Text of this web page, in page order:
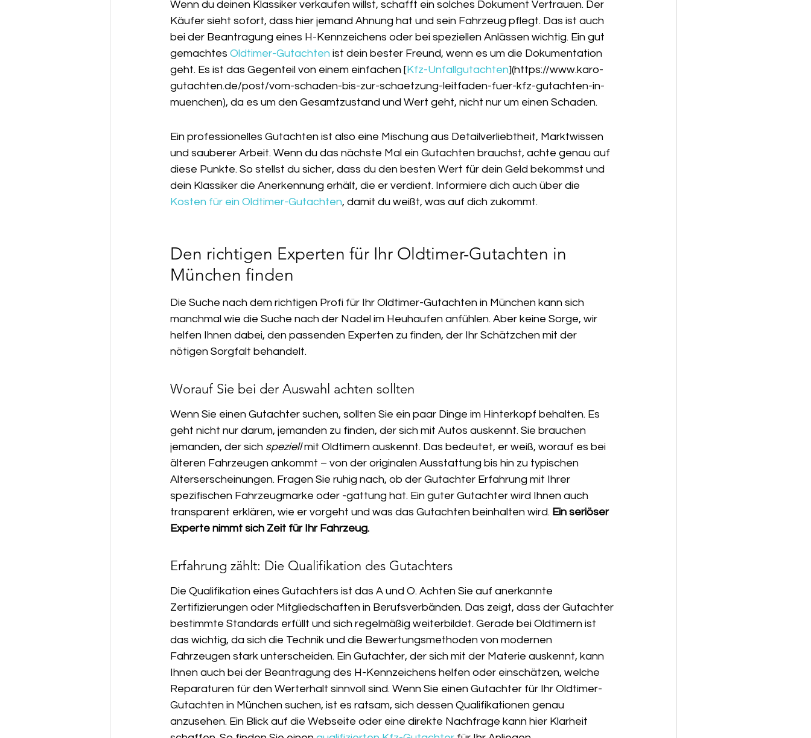
Wenn du deinen Klassiker verkaufen willst, schafft ein solches Dokument Vertrauen. Der
Käufer sieht sofort, dass hier jemand Ahnung hat und sein Fahrzeug pflegt. Das ist auch
bei der Beantragung eines H-Kennzeichens oder bei speziellen Anlässen wichtig. Ein gut
gemachtes Oldtimer-Gutachten ist dein bester Freund, wenn es um die Dokumentation
geht. Es ist das Gegenteil von einem einfachen [Kfz-Unfallgutachten](https://www.karo-
gutachten.de/post/vom-schaden-bis-zur-schaetzung-leitfaden-fuer-kfz-gutachten-in-
muenchen), da es um den Gesamtzustand und Wert geht, nicht nur um einen Schaden.
Ein professionelles Gutachten ist also eine Mischung aus Detailverliebtheit, Marktwissen
und sauberer Arbeit. Wenn du das nächste Mal ein Gutachten brauchst, achte genau auf
diese Punkte. So stellst du sicher, dass du den besten Wert für dein Geld bekommst und
dein Klassiker die Anerkennung erhält, die er verdient. Informiere dich auch über die
Kosten für ein Oldtimer-Gutachten, damit du weißt, was auf dich zukommt.
Den richtigen Experten für Ihr Oldtimer-Gutachten in
München finden
Die Suche nach dem richtigen Profi für Ihr Oldtimer-Gutachten in München kann sich
manchmal wie die Suche nach der Nadel im Heuhaufen anfühlen. Aber keine Sorge, wir
helfen Ihnen dabei, den passenden Experten zu finden, der Ihr Schätzchen mit der
nötigen Sorgfalt behandelt.
Worauf Sie bei der Auswahl achten sollten
Wenn Sie einen Gutachter suchen, sollten Sie ein paar Dinge im Hinterkopf behalten. Es
geht nicht nur darum, jemanden zu finden, der sich mit Autos auskennt. Sie brauchen
jemanden, der sich speziell mit Oldtimern auskennt. Das bedeutet, er weiß, worauf es bei
älteren Fahrzeugen ankommt – von der originalen Ausstattung bis hin zu typischen
Alterserscheinungen. Fragen Sie ruhig nach, ob der Gutachter Erfahrung mit Ihrer
spezifischen Fahrzeugmarke oder -gattung hat. Ein guter Gutachter wird Ihnen auch
transparent erklären, wie er vorgeht und was das Gutachten beinhalten wird. Ein seriöser
Experte nimmt sich Zeit für Ihr Fahrzeug.
Erfahrung zählt: Die Qualifikation des Gutachters
Die Qualifikation eines Gutachters ist das A und O. Achten Sie auf anerkannte
Zertifizierungen oder Mitgliedschaften in Berufsverbänden. Das zeigt, dass der Gutachter
bestimmte Standards erfüllt und sich regelmäßig weiterbildet. Gerade bei Oldtimern ist
das wichtig, da sich die Technik und die Bewertungsmethoden von modernen
Fahrzeugen stark unterscheiden. Ein Gutachter, der sich mit der Materie auskennt, kann
Ihnen auch bei der Beantragung des H-Kennzeichens helfen oder einschätzen, welche
Reparaturen für den Werterhalt sinnvoll sind. Wenn Sie einen Gutachter für Ihr Oldtimer-
Gutachten in München suchen, ist es ratsam, sich dessen Qualifikationen genau
anzusehen. Ein Blick auf die Webseite oder eine direkte Nachfrage kann hier Klarheit